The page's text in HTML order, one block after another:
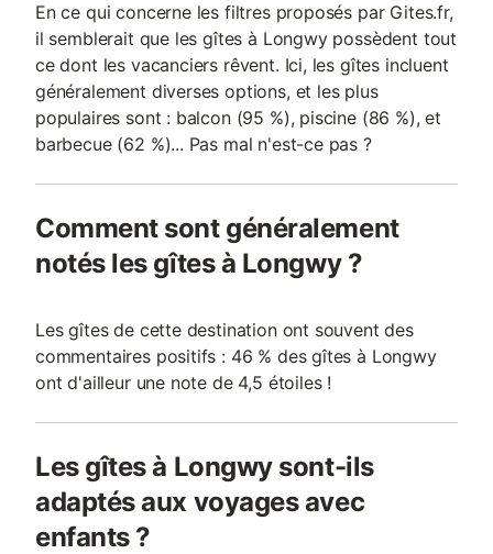
En ce qui concerne les filtres proposés par Gites.fr,
il semblerait que les gîtes à Longwy possèdent tout
ce dont les vacanciers rêvent. Ici, les gîtes incluent
généralement diverses options, et les plus
populaires sont : balcon (95 %), piscine (86 %), et
barbecue (62 %)... Pas mal n'est-ce pas ?
Comment sont généralement
notés les gîtes à Longwy ?
Les gîtes de cette destination ont souvent des
commentaires positifs : 46 % des gîtes à Longwy
ont d'ailleur une note de 4,5 étoiles !
Les gîtes à Longwy sont-ils
adaptés aux voyages avec
enfants ?